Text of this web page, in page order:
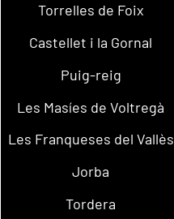
Torrelles de Foix
Castellet i la Gornal
Puig-reig
Les Masíes de Voltregà
Les Franqueses del Vallès
Jorba
Tordera